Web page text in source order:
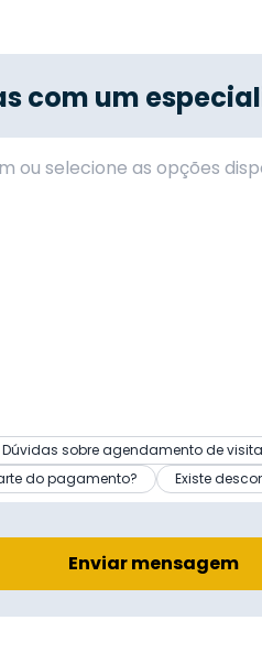
com um
Dúvidas sobre agendamento de visita
do pagamento?
Existe
Enviar mensagem